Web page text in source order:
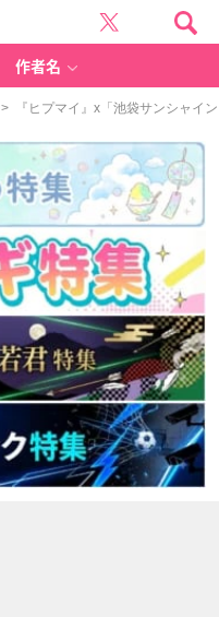
作者名
> 『ヒプマイ』x「池袋サンシャイ